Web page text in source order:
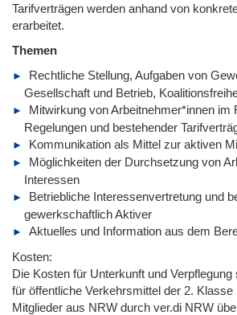
Tarifverträgen werden anhand von
erarbeitet.
Themen
Rechtliche Stellung, Aufgaben von
Gesellschaft und Betrieb,
Mitwirkung von Arbeitnehmer*innen im
Regelungen und bestehender
Kommunikation als Mittel zur aktiven
Möglichkeiten der Durchsetzung von
Interessen
Betriebliche Interessenvertretung und
gewerkschaftlich Aktiver
Aktuelles und Information aus dem
Kosten:
Die Kosten für Unterkunft und
für öffentliche Verkehrsmittel der 2.
Mitglieder aus NRW durch ver.di NRW